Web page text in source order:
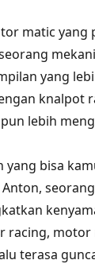
matic yang
yang
knalpot
lebih
bisa
racing,
terasa